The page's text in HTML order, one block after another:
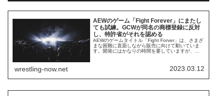
AEWのゲーム「Fight Forever」にまたし
ても試練。GCWが同名の商標登録に反対
し、特許省がそれを認める
AEWのゲームタイトル「Fight Forver」は、さまざ
まな困難に直面しながら販売に向けて動いていま
す。開発にはかなりの時間を要していますが、発
正する作業にあたっています。さらに発売日が遅
れてしまうかもしれません。報道によれば、2021
wrestling-now.net 2023.03.12